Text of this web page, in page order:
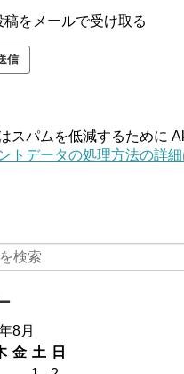
稿をメールで受け取る
スパムを低減するために
トデータの処理方法の詳
8月
金 土
日